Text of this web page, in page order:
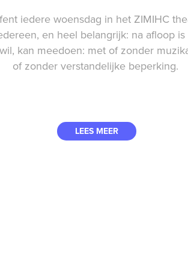
iedere woensdag in het ZIMIHC
en heel belangrijk: na afloop
kan meedoen: met of zonder
of zonder verstandelijke beperking.
LEES MEER